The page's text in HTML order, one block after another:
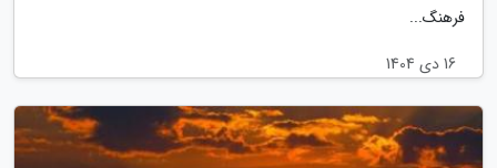
فرهنگ...
16 دی 1404